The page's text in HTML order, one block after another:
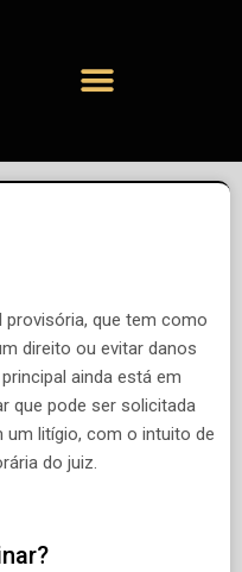
provisória, que tem como
direito ou evitar danos
ainda está em
que pode ser solicitada
um litígio, com o intuito de
do juiz.